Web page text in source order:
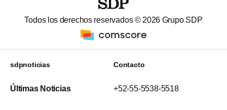
Todos los derechos reservados ©2026 Grupo SDP
sdpnoticias
Últimas Noticias
Contacto
+52-55-5538-5518